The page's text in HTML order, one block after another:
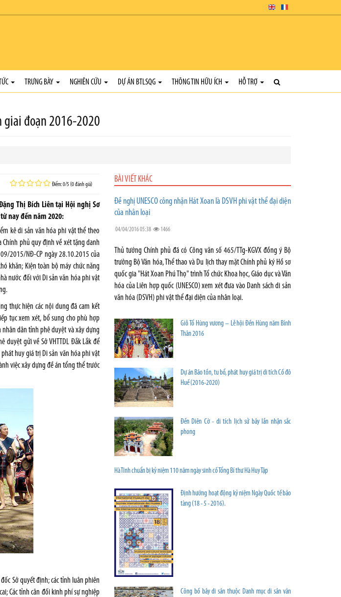
TRƯNG BÀY NGHIÊN CỨU DỰ ÁN BTLSQG THÔNG TIN HỮU ÍCH HỖ TRỢ
giai đoạn 2016-2020
Điểm: 0/5 (0 đánh giá)
Thị Bích Liên tại Hội nghị Sơ
nay đến năm 2020:
kê di sản văn hóa phi vật thể theo
phủ quy định về xét tặng danh
2015/NĐ-CP ngày 28.10.2015 của
khăn; Kiện toàn bộ máy chức năng
nước đối với Di sản văn hóa phi vật
thực hiện các nội dung đã cam kết
tục xem xét, bổ sung cho phù hợp
dân tỉnh phê duyệt và xây dựng
duyệt gửi về Sở VHTTDL Đắk Lắk để
huy giá trị Di sản văn hóa phi vật
việc xây dựng đề án tổng thể trước
Sở quyết định; các tỉnh luân phiên
Các tỉnh cân đối kinh phí sự nghiệp
BÀI VIẾT KHÁC
Đề nghị UNESCO công nhận Hát Xoan là DSVH phi vật thể đại diện
của nhân loại
04/04/2016 05:38 1466
Thủ tướng Chính phủ đã có Công văn số 465/TTg-KGVX đồng ý Bộ
trưởng Bộ Văn hóa, Thể thao và Du lịch thay mặt Chính phủ ký Hồ sơ
quốc gia "Hát Xoan Phú Thọ" trình Tổ chức Khoa học, Giáo dục và Văn
hóa của Liên hợp quốc (UNESCO) xem xét đưa vào Danh sách di sản
văn hóa (DSVH) phi vật thể đại diện của nhân loại.
Giỗ Tổ Hùng vương – Lễ hội Đền Hùng năm Bính
Thân 2016
Dự án Bảo tồn, tu bổ, phát huy giá trị di tích Cố đô
Huế (2016-2020)
Đền Diên Cờ - di tích lịch sử bảy lần nhận sắc
phong
Hà Tĩnh chuẩn bị kỷ niệm 110 năm ngày sinh cố Tổng Bí thư Hà Huy Tập
Định hướng hoạt động kỷ niệm Ngày Quốc tế bảo
tàng (18 - 5 - 2016).
Công bố bảy di sản thuộc Danh mục di sản văn